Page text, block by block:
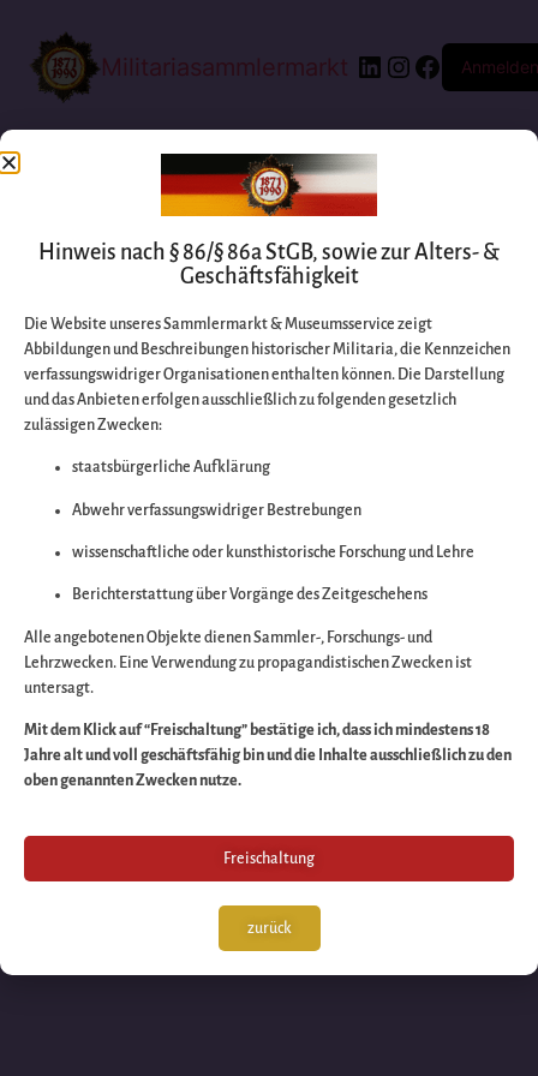
Militariasammlermarkt Anmelden
Entschuldigen Sie
bitte die
Wir arbeiten an
großartigen Sache
schauen Sie bald
wieder vorbei!
Hinweis nach § 86/§ 86a StGB, sowie zur Alters- &
Geschäftsfähigkeit
Die Website unseres Sammlermarkt & Museumsservice zeigt
Abbildungen und Beschreibungen historischer Militaria, die Kennzeichen
verfassungswidriger Organisationen enthalten können. Die Darstellung
und das Anbieten erfolgen ausschließlich zu folgenden gesetzlich
zulässigen Zwecken:
staatsbürgerliche Aufklärung
Abwehr verfassungswidriger Bestrebungen
wissenschaftliche oder kunsthistorische Forschung und Lehre
Berichterstattung über Vorgänge des Zeitgeschehens
Alle angebotenen Objekte dienen Sammler-, Forschungs- und
Lehrzwecken. Eine Verwendung zu propagandistischen Zwecken ist
untersagt.
Mit dem Klick auf “Freischaltung” bestätige ich, dass ich mindestens 18
Jahre alt und voll geschäftsfähig bin und die Inhalte ausschließlich zu den
oben genannten Zwecken nutze.
Freischaltung
zurück